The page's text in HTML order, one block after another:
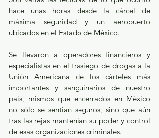
hace unas horas desde la cárcel de
máxima seguridad y un aeropuerto
ubicados en el Estado de México.
Se llevaron a operadores financieros y
especialistas en el trasiego de drogas a la
Unión Americana de los cárteles más
importantes y sanguinarios de nuestro
país, mismos que encerrados en México
no sólo se sentían seguros, sino que aún
tras las rejas mantenían su poder y control
de esas organizaciones criminales.